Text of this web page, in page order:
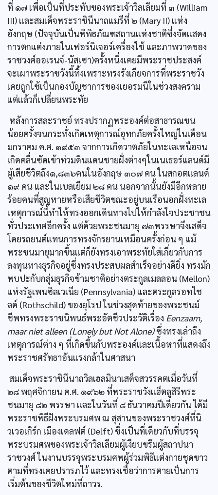
ที่ ๑๗ เพื่อเป็นที่ประทับของพระเจ้าวิลเลียมที่ ๓ (William
III) และสมเด็จพระราชินีนาถแมรีที่ ๒ (Mary II) แห่ง
อังกฤษ (ปัจจุบันเป็นพิพิธภัณฑสถานแห่งชาติซึ่งจัดแสดง
การตกแต่งภายในเฟอร์นิเจอร์เครื่องใช้ และภาพวาดของ
ราชวงศ์ออเรนจ์-นัสเซา)ครั้งหนึ่งเคยมีพระราชประสงค์
จะเผาพระราชวังนี้ทิ้งเพราะทรงรังเกียจการที่พระราชวัง
เคยถูกใช้เป็นกองบัญชาการของเยอรมนีในช่วงสงคราม
แต่แล้วก็เปลี่ยนพระทัย
หลังการสละราชย์ ทรงปรากฏพระองค์ต่อสาธารณชน
น้อยครั้งจนกระทั่งเกิดเหตุการณ์อุทกภัยครั้งใหญ่ในเดือน
มกราคม ค.ศ. ๑๙๕๓ จากการเกิดวาตภัยในทะเลเหนือจน
เกิดคลื่นซัดเข้าท่วมดินแดนชายฝั่งต่างๆในเนเธอร์แลนด์มี
ผู้เสียชีวิตถึง๑,๘๓๖คนในอังกฤษ ๓๐๗ คน ในสกอตแลนด์
๑๙ คน และในเบลเยียม ๒๘ คน นอกจากนั้นยังมีอีกหลาย
ร้อยคนที่สูญหายหรือเสียชีวิตขณะอยู่บนเรือนอกฝั่งทะเล
เหตุการณ์นี้ทำให้ทรงออกเดินทางไปให้กำลังใจประชาชน
ทั่วประเทศอีกครั้ง แต่ด้วยพระชนมายุ ๗๓พรรษาจึงเสด็จ
โดยรถยนต์แทนการทรงจักรยานเหมือนครั้งก่อน ๆ แม้
พระชนมายุมากขึ้นแต่ก็ยังทรงเอาพระทัยใส่เกี่ยวกับการ
ลงทุนทางธุรกิจอยู่ซึ่งทรงประสบผลสำเร็จอย่างดียิ่ง ทรงมัก
พบปะกับกลุ่มธุรกิจข้ามชาติอย่างตระกูลเมลลอน (Mellon)
แห่งรัฐเพนซิลเวเนีย (Pennsylvania) และตระกูลรอทไช
ลด์ (Rothschild) ของยุโรป ในช่วงสุดท้ายของพระชนม์
ชีพทรงพระราชนิพนธ์พระอัตชีวประวัติเรื่อง Eenzaam,
maar niet alleen (Lonely but Not Alone)ซึ่งทรงเล่าถึง
เหตุการณ์ต่าง ๆ ที่เกิดขึ้นกับพระองค์และเนื้อหาที่แสดงถึง
พระราชศรัทธาอันแรงกล้าในศาสนา
สมเด็จพระราชินีนาถวิลเฮลมินาเสด็จสวรรคตเมื่อวันที่
๒๘ พฤศจิกายน ค.ศ. ๑๙๖๒ ที่พระราชวังแฮ็ตลูสิริพระ
ชนมายุ ๘๒ พรรษา และในวันที่ ๘ ธันวาคมปีเดียวกัน ได้มี
พระราชพิธีฝังพระบรมศพ ณ สุสานของพระราชวงศ์ที่นิ
วเวอเกิร์ก เมืองเดลฟต์ (Delft) ซึ่งเป็นที่เดียวกับที่บรรจุ
พระบรมศพของพระเจ้าวิลเลียมผู้เงียบขรึมผู้สถาปนา
ราชวงศ์ ในงานบรรจุพระบรมศพผู้ร่วมพิธีแต่งกายชุดขาว
ตามที่ทรงเคยปรารภไว้ และทรงเชื่อว่าการตายเป็นการ
เริ่มต้นของชีวิตใหม่ที่ถาวร.